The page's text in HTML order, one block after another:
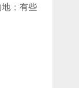
；有些